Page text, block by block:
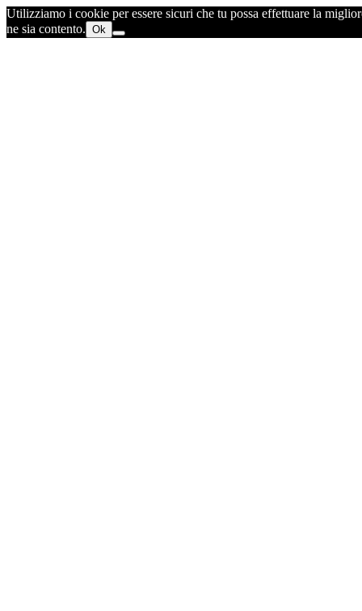
Utilizziamo i cookie per essere sicuri che tu possa effettuare la
ne sia contento. Ok